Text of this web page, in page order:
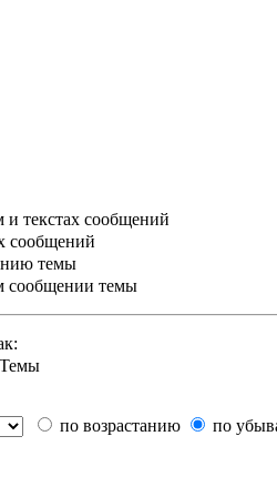
и текстах сообщений
сообщений
темы
сообщении темы
Темы
по возрастанию
по